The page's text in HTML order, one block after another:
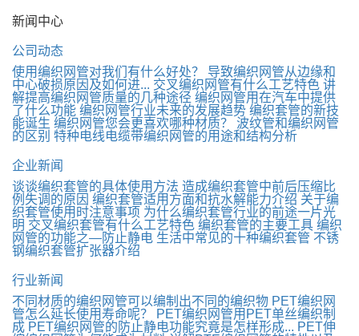
新闻中心
公司动态
使用编织网管对我们有什么好处？
导致编织网管从边缘和
中心破损原因及如何进... 交叉编织网管有什么工艺特色 讲
解提高编织网管质量的几种途径 编织网管用在汽车中提供
了什么功能 编织网管行业未来的发展趋势 编织套管的新技
能诞生 编织网管您会更喜欢哪种材质？
波纹管和编织网管
的区别 特种电线电缆带编织网管的用途和结构分析
企业新闻
谈谈编织套管的具体使用方法 造成编织套管中前后压缩比
例失调的原因 编织套管适用方面和抗水解能力介绍 关于编
织套管使用时注意事项 为什么编织套管行业的前途一片光
明 交叉编织套管有什么工艺特色 编织套管的主要工具 编织
网管的功能之—防止静电 生活中常见的十种编织套管 不锈
钢编织套管扩张器介绍
行业新闻
不同材质的编织网管可以编制出不同的编织物 PET编织网
管怎么延长使用寿命呢？
PET编织网管用PET单丝编织制
成 PET编织网管的防止静电功能究竟是怎样形成... PET伸